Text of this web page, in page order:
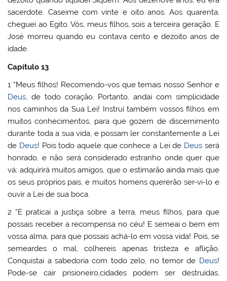
sacerdote. Caseime com vinte e oito anos. Aos quarenta,
cheguei ao Egito. Vós, meus filhos, sois a terceira geração. E
José morreu quando eu contava cento e dezoito anos de
idade.
Capítulo 13
1 “Meus filhos! Recomendo-vos que temais nosso Senhor e
Deus, de todo coração. Portanto, andai com simplicidade
nos caminhos da Sua Lei! Instruí também vossos filhos em
muitos conhecimentos, para que gozem de discernimento
durante toda a sua vida, e possam ler constantemente a Lei
de Deus! Pois todo aquele que conhece a Lei de Deus será
honrado, e não será considerado estranho onde quer que
vá; adquirirá muitos amigos, que o estimarão ainda mais que
os seus próprios pais, e muitos homens quererão ser-vi-lo e
ouvir a Lei de sua boca.
2 “E praticai a justiça sobre a terra, meus filhos, para que
possais receber a recompensa no céu! E semeai o bem em
vossa alma, para que possais achá-lo em vossa vida! Pois, se
semeardes o mal, colhereis apenas tristeza e aflição.
Conquistai a sabedoria com todo zelo, no temor de Deus!
Pode-se cair prisioneiro,cidades podem ser destruídas,